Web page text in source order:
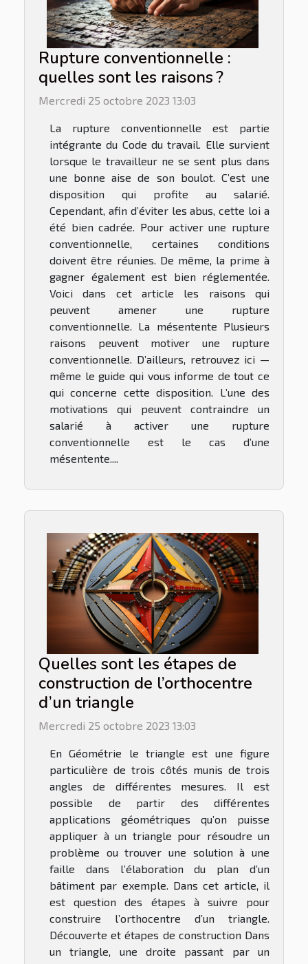
Rupture conventionnelle :
quelles sont les raisons ?
Mercredi 25 octobre 2023 13:03
La rupture conventionnelle est partie
intégrante du Code du travail. Elle survient
lorsque le travailleur ne se sent plus dans
une bonne aise de son boulot. C’est une
disposition qui profite au salarié.
Cependant, afin d’éviter les abus, cette loi a
été bien cadrée. Pour activer une rupture
conventionnelle, certaines conditions
doivent être réunies. De même, la prime à
gagner également est bien réglementée.
Voici dans cet article les raisons qui
peuvent amener une rupture
conventionnelle. La mésentente Plusieurs
raisons peuvent motiver une rupture
conventionnelle. D’ailleurs, retrouvez ici —
même le guide qui vous informe de tout ce
qui concerne cette disposition. L’une des
motivations qui peuvent contraindre un
salarié à activer une rupture
conventionnelle est le cas d’une
mésentente....
Quelles sont les étapes de
construction de l’orthocentre
d’un triangle
Mercredi 25 octobre 2023 13:03
En Géométrie le triangle est une figure
particulière de trois côtés munis de trois
angles de différentes mesures. Il est
possible de partir des différentes
applications géométriques qu’on puisse
appliquer à un triangle pour résoudre un
problème ou trouver une solution à une
faille dans l’élaboration du plan d’un
bâtiment par exemple. Dans cet article, il
est question des étapes à suivre pour
construire l’orthocentre d’un triangle.
Découverte et étapes de construction Dans
un triangle, une droite passant par un